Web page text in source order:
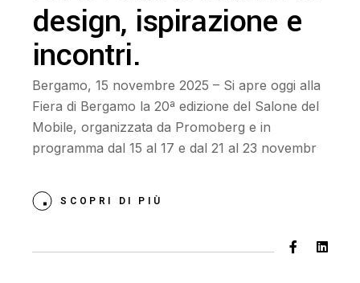
design, ispirazione e
incontri.
Bergamo, 15 novembre 2025 – Si apre oggi alla
Fiera di Bergamo la 20ª edizione del Salone del
Mobile, organizzata da Promoberg e in
programma dal 15 al 17 e dal 21 al 23 novembr
SCOPRI DI PIÙ